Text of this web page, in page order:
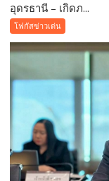
อุดรธานี – เกิดภ...
โฟกัสข่าวเด่น